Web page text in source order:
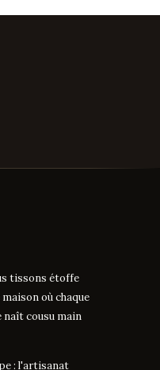
tissons étoffe
où chaque
naît cousu main
: l'artisanat